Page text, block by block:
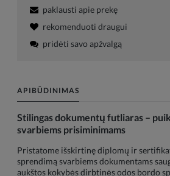
paklausti apie prekę
rekomenduoti draugui
pridėti savo apžvalgą
APIBŪDINIMAS
Stilingas dokumentų futliaras –
svarbiems prisiminimams
Pristatome išskirtinę diplomų ir
sprendimą svarbiems dokumentams
aukštos kokybės dirbtinės odos bordo